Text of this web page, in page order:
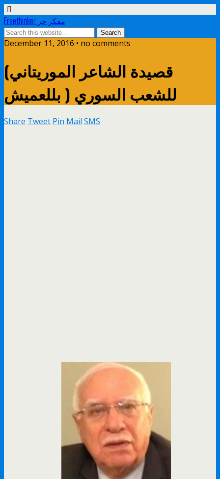
Freethinker مفكر حر
December 11, 2016 • no comments
(قصيدة الشاعر الموريتاني
بللعميش ) للشعب السوري
Share Tweet Pin Mail SMS